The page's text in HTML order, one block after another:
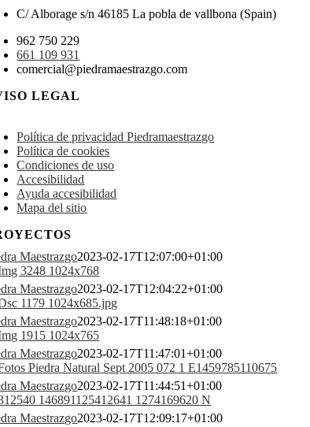
C/ Alborage s/n 46185 La pobla de vallbona (Spain)
962 750 229
661 109 931
comercial@piedramaestrazgo.com
LEGAL
Política de privacidad Piedramaestrazgo
Política de cookies
Condiciones de uso
Accesibilidad
Ayuda accesibilidad
Mapa del sitio
Maestrazgo2023-02-17T12:07:00+01:00
Maestrazgo2023-02-17T12:04:22+01:00
Maestrazgo2023-02-17T11:48:18+01:00
Maestrazgo2023-02-17T11:47:01+01:00
Maestrazgo2023-02-17T11:44:51+01:00
Maestrazgo2023-02-17T12:09:17+01:00